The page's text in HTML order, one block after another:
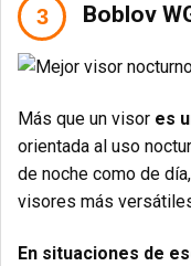
Boblov
Más que un visor es
orientada al uso
de noche como de
visores más
En situaciones de